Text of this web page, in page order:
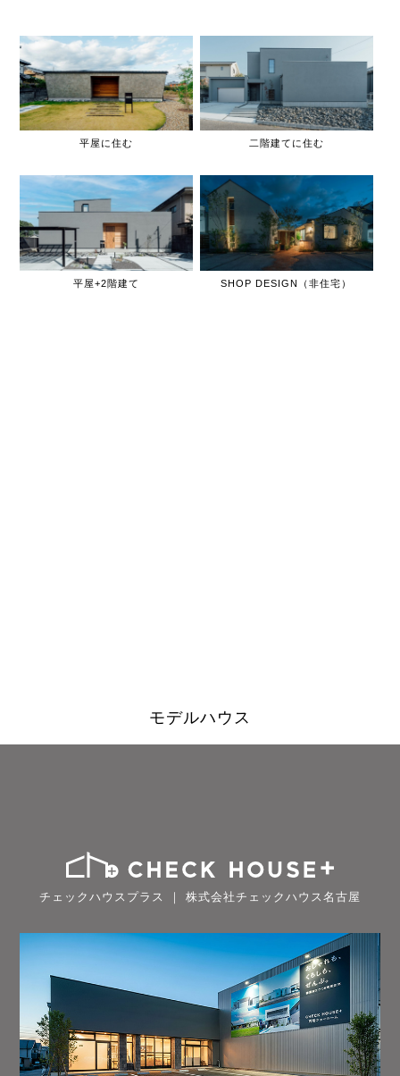
平屋に住む 二階建てに住む
平屋+2階建て SHOP DESIGN（非住宅）
モデルハウス
チェックハウスプラス ｜ 株式会社チェックハウス名古屋